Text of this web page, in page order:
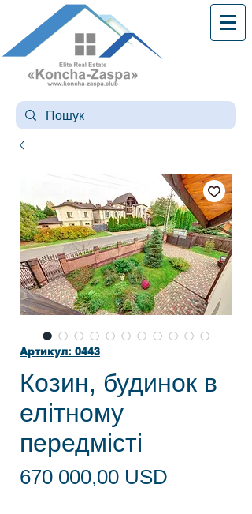
Артикул: 0443
Козин, будинок в
елітному
передмісті
670 000,00 USD